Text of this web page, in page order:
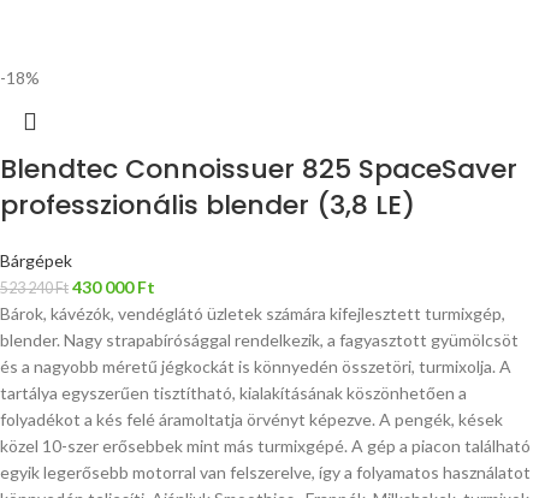
-18%
Blendtec Connoissuer 825 SpaceSaver
professzionális blender (3,8 LE)
Bárgépek
523 240Ft 430 000Ft
Bárok, kávézók, vendéglátó üzletek számára kifejlesztett turmixgép,
blender. Nagy strapabírósággal rendelkezik, a fagyasztott gyümölcsöt
és a nagyobb méretű jégkockát is könnyedén összetöri, turmixolja. A
tartálya egyszerűen tisztítható, kialakításának köszönhetően a
folyadékot a kés felé áramoltatja örvényt képezve. A pengék, kések
közel 10-szer erősebbek mint más turmixgépé. A gép a piacon található
egyik legerősebb motorral van felszerelve, így a folyamatos használatot